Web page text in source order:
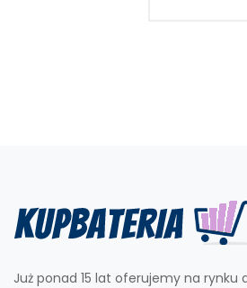
Już ponad 15 lat oferujemy na rynku